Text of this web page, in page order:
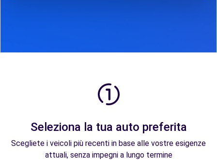
Seleziona la tua auto preferita
Scegliete i veicoli più recenti in base alle vostre esigenze
attuali, senza impegni a lungo termine